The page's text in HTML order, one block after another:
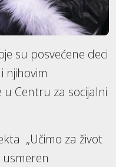
su posvećene deci
njihovim
Centru za socijalni
„Učimo za život